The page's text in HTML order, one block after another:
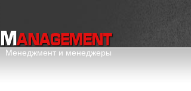
Менеджмент и менеджеры